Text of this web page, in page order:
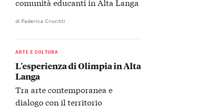
di Federica Crucitti
ARTE E CULTURA
L'esperienza di Olimpia in Alta
Langa
Tra arte contemporanea e
dialogo con il territorio